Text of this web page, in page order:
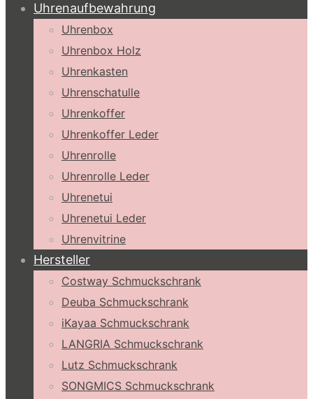
Uhrenaufbewahrung
Uhrenbox
Uhrenbox Holz
Uhrenkasten
Uhrenschatulle
Uhrenkoffer
Uhrenkoffer Leder
Uhrenrolle
Uhrenrolle Leder
Uhrenetui
Uhrenetui Leder
Uhrenvitrine
Hersteller
Costway Schmuckschrank
Deuba Schmuckschrank
iKayaa Schmuckschrank
LANGRIA Schmuckschrank
Lutz Schmuckschrank
SONGMICS Schmuckschrank